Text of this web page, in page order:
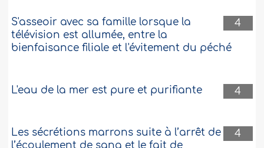
4
S'asseoir avec sa famille lorsque la
télévision est allumée, entre la
bienfaisance filiale et l'évitement du péché
4
L'eau de la mer est pure et purifiante
4
Les sécrétions marrons suite à l’arrêt de
l’écoulement de sang et le fait de